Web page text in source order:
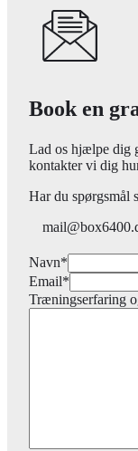
Book en
Lad os hjælpe dig
kontakter vi dig
Har du spørgsmål
Navn*
Email*
Træningserfaring